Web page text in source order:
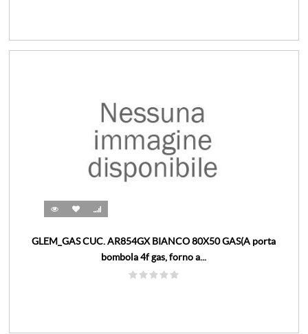
GLEM_GAS CUC. AR854GX BIANCO 80X50 GAS(A porta
bombola 4f gas, forno a...